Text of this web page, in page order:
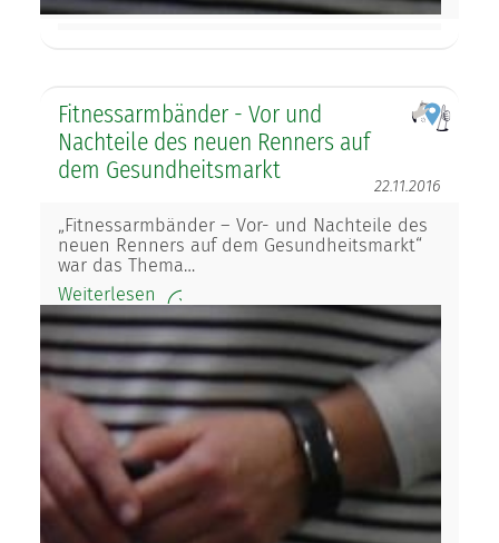
Fitnessarmbänder - Vor und
Nachteile des neuen Renners auf
dem Gesundheitsmarkt
22.11.2016
„Fitnessarmbänder – Vor- und Nachteile des
neuen Renners auf dem Gesundheitsmarkt“
war das Thema…
Weiterlesen